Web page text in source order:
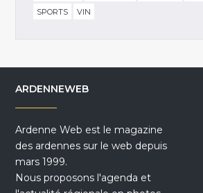
SPORTS
VIN
ARDENNEWEB
Ardenne Web est le magazine
des ardennes sur le web depuis
mars 1999.
Nous proposons l'agenda et